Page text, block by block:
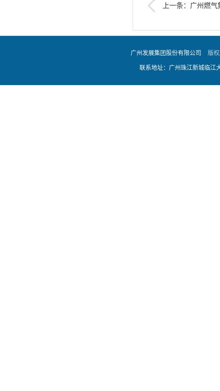
上一条：广州燃
广州发展集团股份有限公司 版
联系地址：广州珠江新城临江